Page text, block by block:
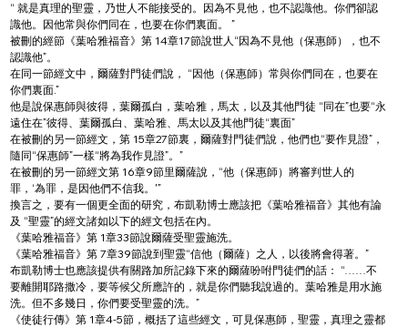
“ 就是真理的聖靈，乃世人不能接受的。因為不見他，也不認識他。你們卻認
識他。因他常與你們同在，也要在你們裏面。 ”
被刪的經節《葉哈雅福音》第 14章17節說世人“因為不見他（保惠師），也不
認識他”。
在同一節經文中，爾薩對門徒們說， “因他（保惠師）常與你們同在，也要在
你們裏面.”
他是說保惠師與彼得，葉爾孤白，葉哈雅，馬太，以及其他門徒 “同在”也要“永
遠住在”彼得、葉爾孤白、葉哈雅、馬太以及其他門徒“裏面”
在被刪的另一節經文，第 15章27節裏，爾薩對門徒們說，他們也“要作見證”，
隨同“保惠師”一樣“將為我作見證”。”
在被刪的另一節經文第 16章9節里爾薩說，“他（保惠師）將審判世人的
罪，‘為罪，是因他們不信我。'”
換言之，要有一個更全面的研究，布凱勒博士應該把《葉哈雅福音》其他有論
及 “聖靈”的經文諸如以下的經文包括在內。
《葉哈雅福音》第 1章33節說爾薩受聖靈施洗。
《葉哈雅福音》第 7章39節說到聖靈“信他（爾薩）之人，以後將會得著。”
布凱勒博士也應該提供有關路加所記錄下來的爾薩吩咐門徒們的話： “……不
要離開耶路撒冷，要等候父所應許的，就是你們聽我說過的。葉哈雅是用水施
洗。但不多幾日，你們要受聖靈的洗。”
《使徒行傳》第 1章4-5節，概括了這些經文，可見保惠師，聖靈，真理之靈都